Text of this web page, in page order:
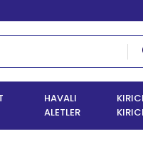
HAVALI
ALETLER